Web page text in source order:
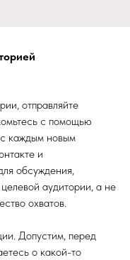
отправляйте
с помощью
каждым новым
и
обсуждения,
аудитории, а не
охватов.
Допустим, перед
о какой-то